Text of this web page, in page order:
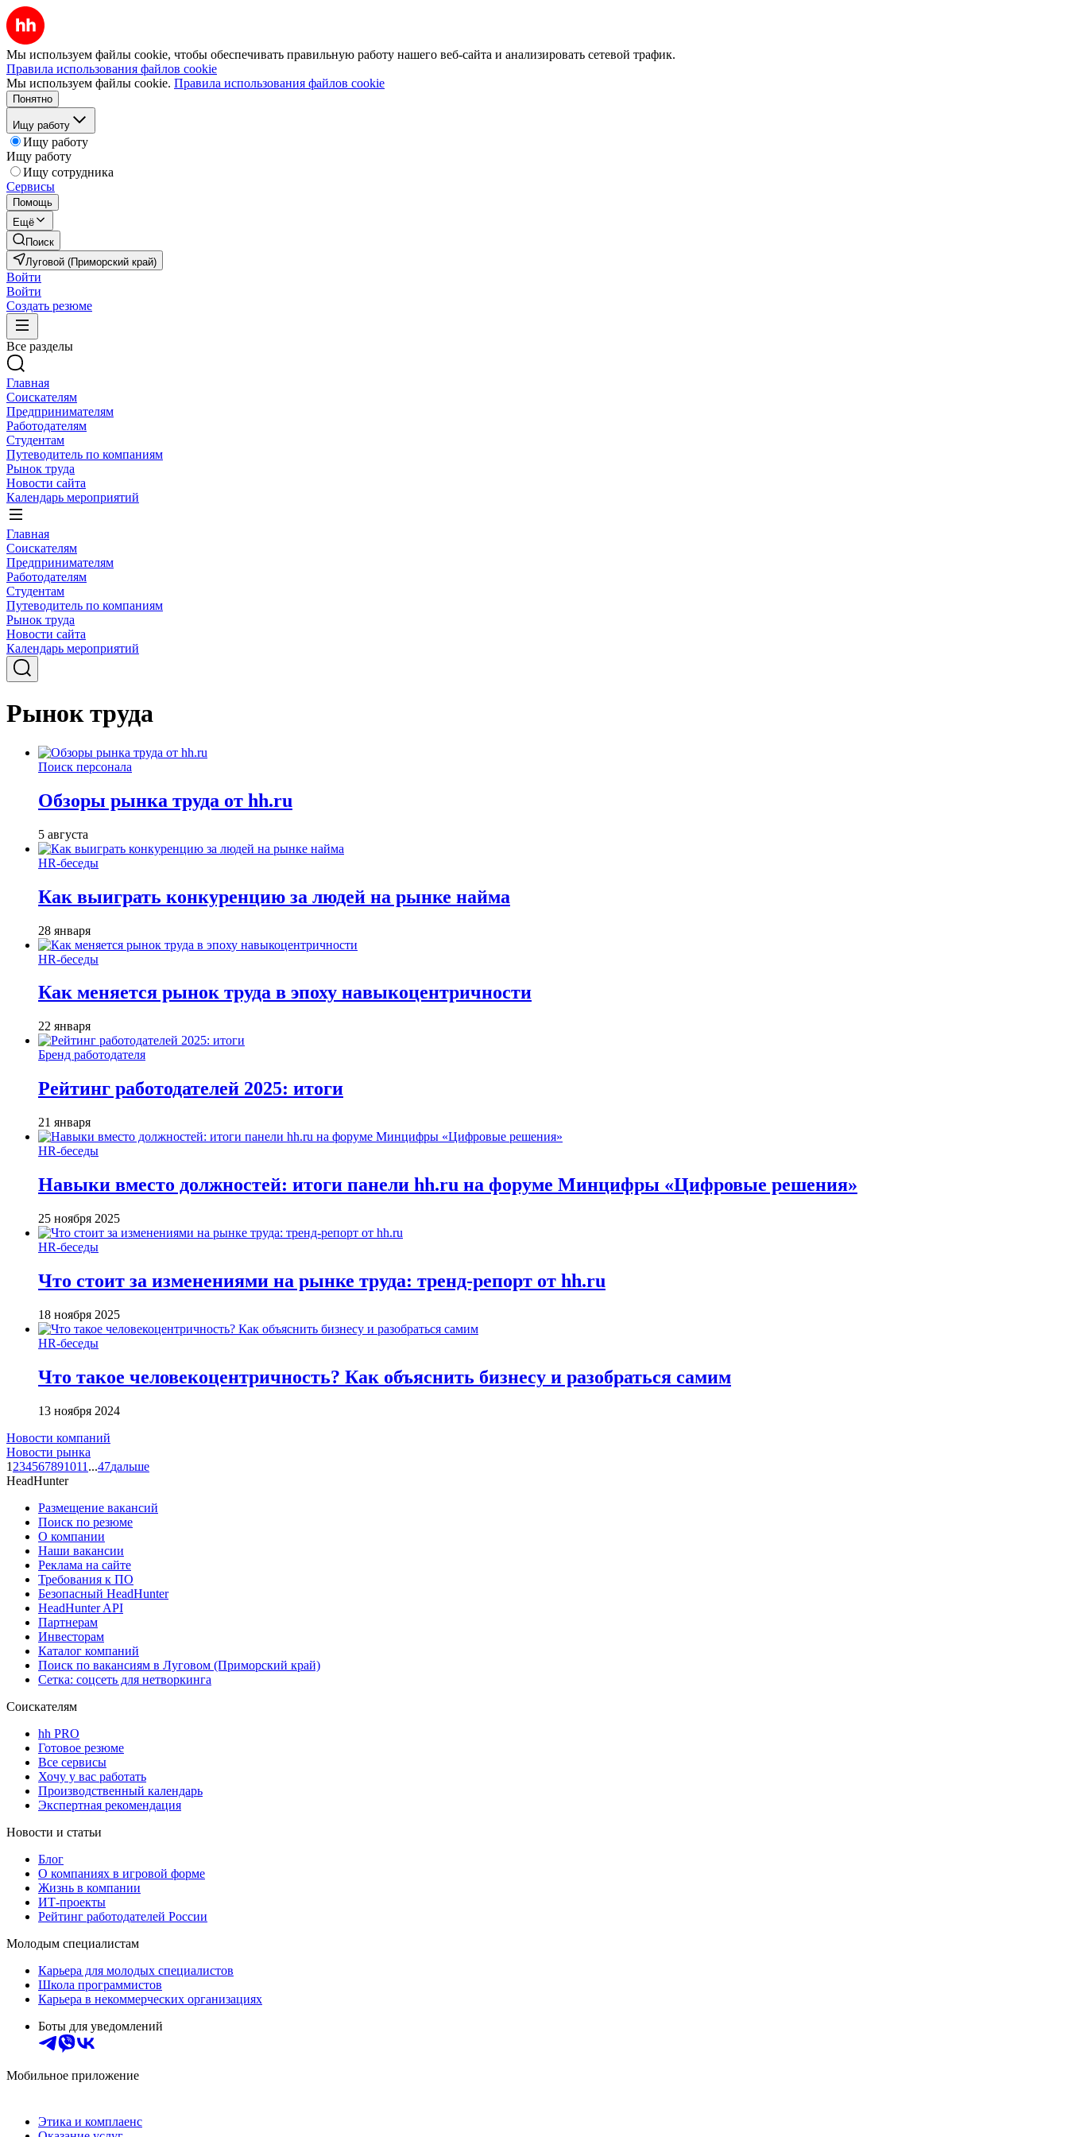
Мы используем файлы cookie, чтобы обеспечивать правильную работу нашего веб-сайта и анализировать сетевой трафик.
Правила использования файлов cookie
Мы используем файлы cookie. Правила использования файлов cookie
Понятно
Ищу работу
Ищу работу
Ищу работу
Ищу сотрудника
Сервисы
Помощь
Ещё
Поиск
Луговой (Приморский край)
Войти
Войти
Создать резюме
Все разделы
Главная
Соискателям
Предпринимателям
Работодателям
Студентам
Путеводитель по компаниям
Рынок труда
Новости сайта
Календарь мероприятий
Главная
Соискателям
Предпринимателям
Работодателям
Студентам
Путеводитель по компаниям
Рынок труда
Новости сайта
Календарь мероприятий
Рынок труда
Поиск персонала
Обзоры рынка труда от hh.ru
5 августа
HR-беседы
Как выиграть конкуренцию за людей на рынке найма
28 января
HR-беседы
Как меняется рынок труда в эпоху навыкоцентричности
22 января
Бренд работодателя
Рейтинг работодателей 2025: итоги
21 января
HR-беседы
Навыки вместо должностей: итоги панели hh.ru на форуме Минцифры «Цифровые решения»
25 ноября 2025
HR-беседы
Что стоит за изменениями на рынке труда: тренд-репорт от hh.ru
18 ноября 2025
HR-беседы
Что такое человеко­центричность? Как объяснить бизнесу и разобраться самим
13 ноября 2024
Новости компаний
Новости рынка
1 234567891011 ...47дальше
HeadHunter
Размещение вакансий
Поиск по резюме
О компании
Наши вакансии
Реклама на сайте
Требования к ПО
Безопасный HeadHunter
HeadHunter API
Партнерам
Инвесторам
Каталог компаний
Поиск по вакансиям в Луговом (Приморский край)
Сетка: соцсеть для нетворкинга
Соискателям
hh PRO
Готовое резюме
Все сервисы
Хочу у вас работать
Производственный календарь
Экспертная рекомендация
Новости и статьи
Блог
О компаниях в игровой форме
Жизнь в компании
ИТ-проекты
Рейтинг работодателей России
Молодым специалистам
Карьера для молодых специалистов
Школа программистов
Карьера в некоммерческих организациях
Боты для уведомлений
Мобильное приложение
Этика и комплаенс